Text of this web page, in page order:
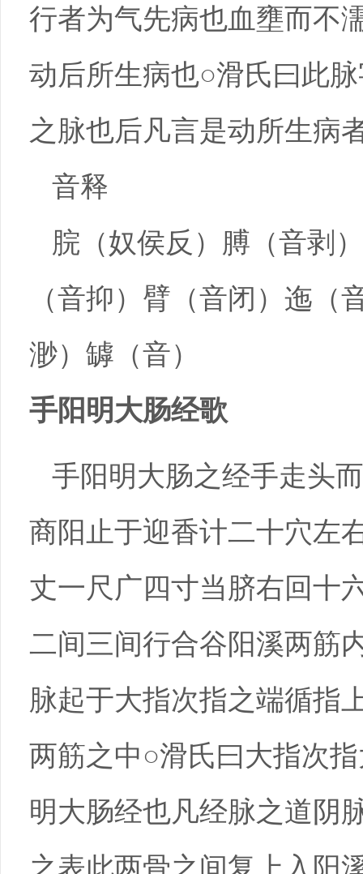
行者为气先病也血壅而不
动后所生病也○滑氏曰此
之脉也后凡言是动所生病
音释
脘（奴侯反）膊（音剥
（音抑）臂（音闭）迤（
渺）罅（音）
手阳明大肠经歌
手阳明大肠之经手走头
商阳止于迎香计二十穴左
丈一尺广四寸当脐右回十
二间三间行合谷阳溪两筋
脉起于大指次指之端循指
两筋之中○滑氏曰大指次
明大肠经也凡经脉之道阴
之表此两骨之间复上入阳